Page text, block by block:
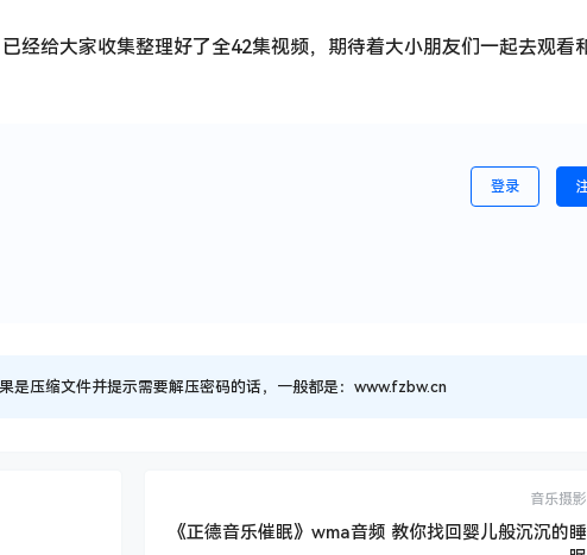
经给大家收集整理好了全42集视频，期待着大小朋友们一起去观看
登录
是压缩文件并提示需要解压密码的话，一般都是：www.fzbw.cn
音乐摄影
《正德音乐催眠》wma音频 教你找回婴儿般沉沉的睡